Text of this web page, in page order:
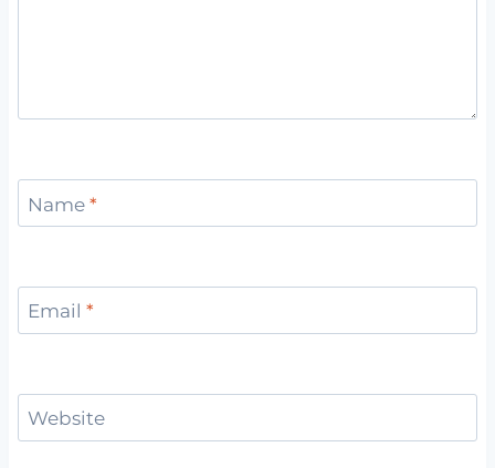
Name *
Email *
Website